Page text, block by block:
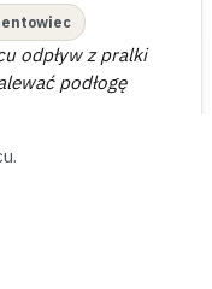
odpływ z pralki
podłogę
włókien —
podczas jednej